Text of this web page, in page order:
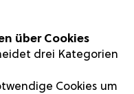
über Cookies
drei Kategorien
Cookies um